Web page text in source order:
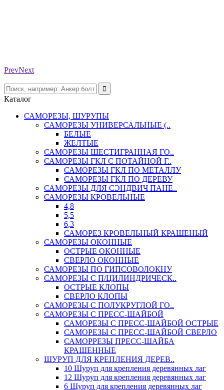
PrevNext
Каталог
САМОРЕЗЫ, ШУРУПЫ
САМОРЕЗЫ УНИВЕРСАЛЬНЫЕ (..
БЕЛЫЕ
ЖЕЛТЫЕ
САМОРЕЗЫ ШЕСТИГРАННАЯ ГО..
САМОРЕЗЫ ГКЛ С ПОТАЙНОЙ Г..
САМОРЕЗЫ ГКЛ ПО МЕТАЛЛУ
САМОРЕЗЫ ГКЛ ПО ДЕРЕВУ
САМОРЕЗЫ ДЛЯ СЭНДВИЧ ПАНЕ..
САМОРЕЗЫ КРОВЕЛЬНЫЕ
4,8
5,5
6,3
САМОРЕЗ КРОВЕЛЬНЫЙ КРАШЕНЫЙ
САМОРЕЗЫ ОКОННЫЕ
ОСТРЫЕ ОКОННЫЕ
СВЕРЛО ОКОННЫЕ
САМОРЕЗЫ ПО ГИПСОВОЛОКНУ
САМОРЕЗЫ С П/ЦИЛИНДРИЧЕСК..
ОСТРЫЕ КЛОПЫ
СВЕРЛО КЛОПЫ
САМОРЕЗЫ С ПОЛУКРУГЛОЙ ГО..
САМОРЕЗЫ С ПРЕСС-ШАЙБОЙ
САМОРЕЗЫ С ПРЕСС-ШАЙБОЙ ОСТРЫЕ
САМОРЕЗЫ С ПРЕСС-ШАЙБОЙ СВЕРЛО
САМОРРЕЗЫ ПРЕСС-ШАЙБА
КРАШЕННЫЕ
ШУРУП ДЛЯ КРЕПЛЕНИЯ ДЕРЕВ..
10 Шуруп для крепления деревянных лаг
12 Шуруп для крепления деревянных лаг
6 Шуруп для крепления деревянных лаг